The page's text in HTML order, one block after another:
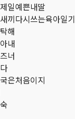
일예쁜내딸
끼다시쓰는육아일기
해
내
너
은처음이지